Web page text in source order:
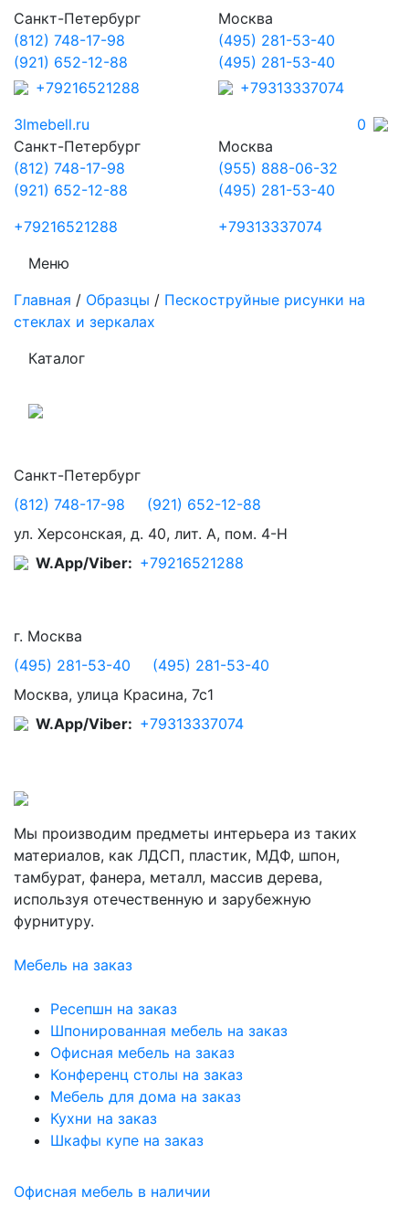
Санкт-Петербург
(812) 748-17-98
(921) 652-12-88
+79216521288
Москва
(495) 281-53-40
(495) 281-53-40
+79313337074
3lmebell.ru
Санкт-Петербург
(812) 748-17-98
(921) 652-12-88
+79216521288
Москва
(955) 888-06-32
(495) 281-53-40
+79313337074
0
Меню
Главная / Образцы / Пескоструйные рисунки на
стеклах и зеркалах
Каталог
Санкт-Петербург
(812) 748-17-98
(921) 652-12-88
ул. Херсонская, д. 40, лит. А, пом. 4-Н
W.App/Viber: +79216521288
г. Москва
(495) 281-53-40
(495) 281-53-40
Москва, улица Красина, 7с1
W.App/Viber: +79313337074
Мы производим предметы интерьера из таких
материалов, как ЛДСП, пластик, МДФ, шпон,
тамбурат, фанера, металл, массив дерева,
используя отечественную и зарубежную
фурнитуру.
Мебель на заказ
Ресепшн на заказ
Шпонированная мебель на заказ
Офисная мебель на заказ
Конференц столы на заказ
Мебель для дома на заказ
Кухни на заказ
Шкафы купе на заказ
Офисная мебель в наличии